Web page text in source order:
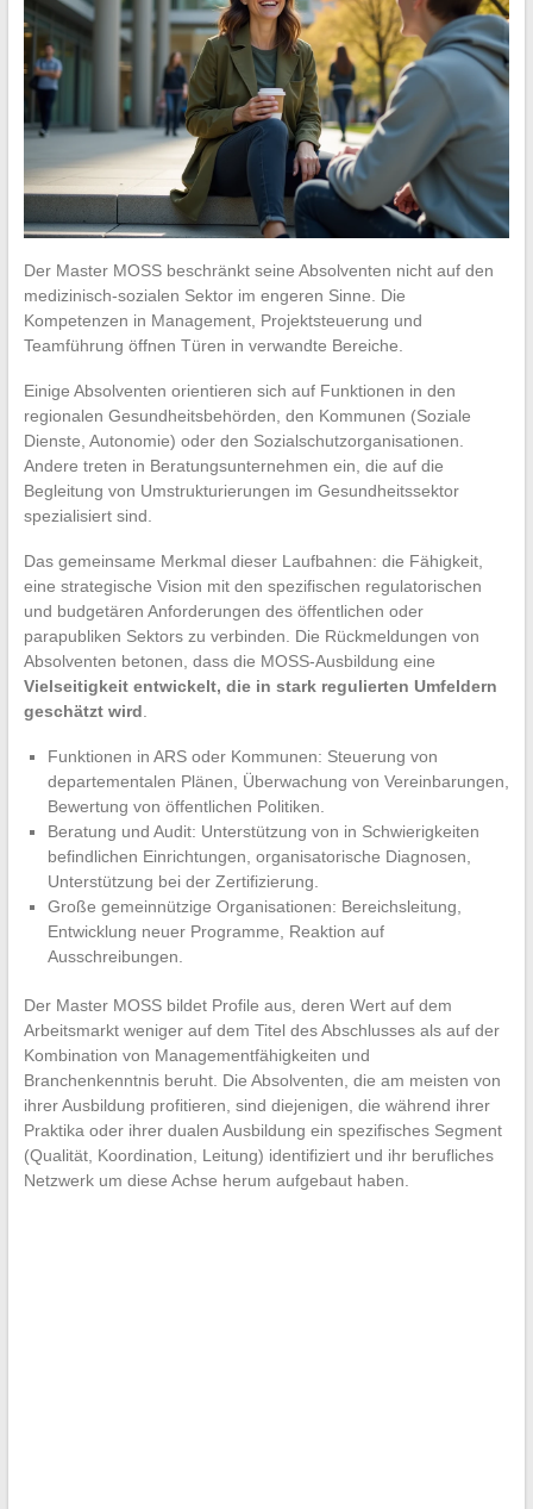
Der Master MOSS beschränkt seine Absolventen nicht auf den
medizinisch-sozialen Sektor im engeren Sinne. Die
Kompetenzen in Management, Projektsteuerung und
Teamführung öffnen Türen in verwandte Bereiche.
Einige Absolventen orientieren sich auf Funktionen in den
regionalen Gesundheitsbehörden, den Kommunen (Soziale
Dienste, Autonomie) oder den Sozialschutzorganisationen.
Andere treten in Beratungsunternehmen ein, die auf die
Begleitung von Umstrukturierungen im Gesundheitssektor
spezialisiert sind.
Das gemeinsame Merkmal dieser Laufbahnen: die Fähigkeit,
eine strategische Vision mit den spezifischen regulatorischen
und budgetären Anforderungen des öffentlichen oder
parapubliken Sektors zu verbinden. Die Rückmeldungen von
Absolventen betonen, dass die MOSS-Ausbildung eine
Vielseitigkeit entwickelt, die in stark regulierten Umfeldern
geschätzt wird.
Funktionen in ARS oder Kommunen: Steuerung von
departementalen Plänen, Überwachung von Vereinbarungen,
Bewertung von öffentlichen Politiken.
Beratung und Audit: Unterstützung von in Schwierigkeiten
befindlichen Einrichtungen, organisatorische Diagnosen,
Unterstützung bei der Zertifizierung.
Große gemeinnützige Organisationen: Bereichsleitung,
Entwicklung neuer Programme, Reaktion auf
Ausschreibungen.
Der Master MOSS bildet Profile aus, deren Wert auf dem
Arbeitsmarkt weniger auf dem Titel des Abschlusses als auf der
Kombination von Managementfähigkeiten und
Branchenkenntnis beruht. Die Absolventen, die am meisten von
ihrer Ausbildung profitieren, sind diejenigen, die während ihrer
Praktika oder ihrer dualen Ausbildung ein spezifisches Segment
(Qualität, Koordination, Leitung) identifiziert und ihr berufliches
Netzwerk um diese Achse herum aufgebaut haben.